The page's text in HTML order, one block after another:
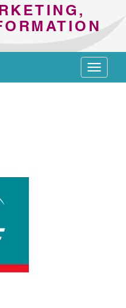
Toggle